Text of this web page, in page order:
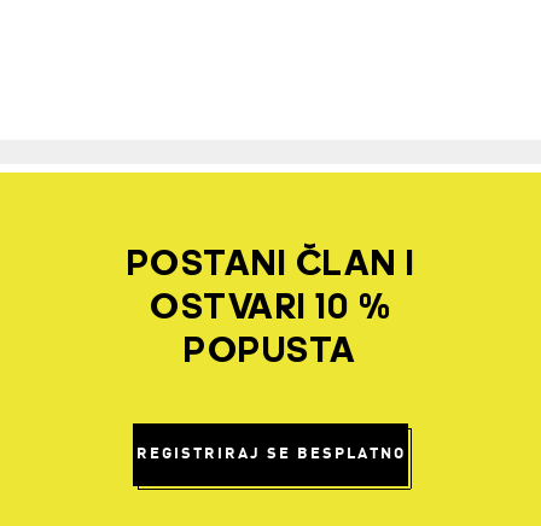
POSTANI ČLAN I
OSTVARI 10 %
POPUSTA
REGISTRIRAJ SE BESPLATNO